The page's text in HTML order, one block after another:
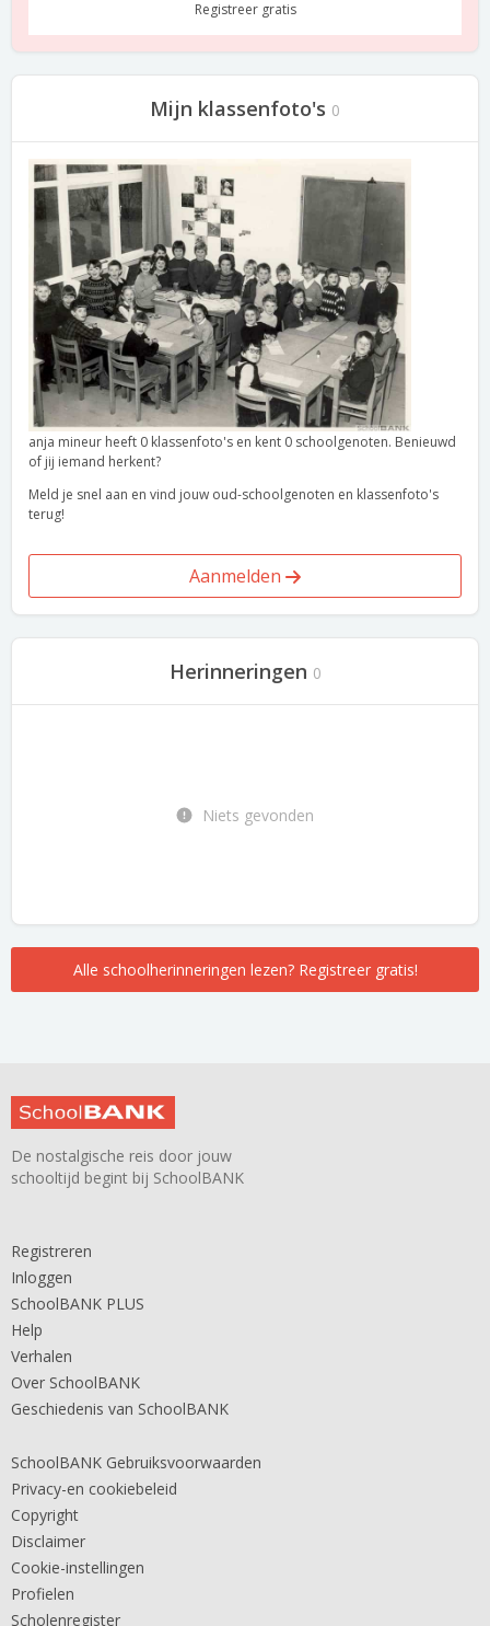
Registreer gratis
Mijn klassenfoto's 0
anja mineur heeft 0 klassenfoto's en kent 0 schoolgenoten. Benieuwd
of jij iemand herkent?
Meld je snel aan en vind jouw oud-schoolgenoten en klassenfoto's
terug!
Aanmelden
Herinneringen 0
Niets gevonden
Alle schoolherinneringen lezen? Registreer gratis!
De nostalgische reis door jouw
schooltijd begint bij SchoolBANK
Registreren
Inloggen
SchoolBANK PLUS
Help
Verhalen
Over SchoolBANK
Geschiedenis van SchoolBANK
SchoolBANK Gebruiksvoorwaarden
Privacy-en cookiebeleid
Copyright
Disclaimer
Cookie-instellingen
Profielen
Scholenregister